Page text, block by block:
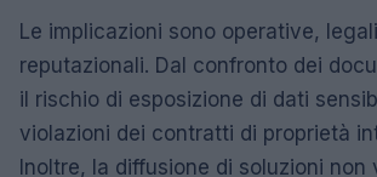
Le implicazioni sono operative,
reputazionali. Dal confronto dei
il rischio di esposizione di dati
violazioni dei contratti di proprietà
Inoltre, la diffusione di soluzioni non